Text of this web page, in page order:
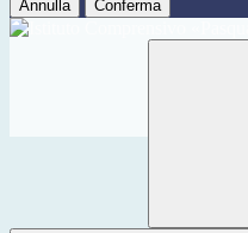
Annulla Conferma